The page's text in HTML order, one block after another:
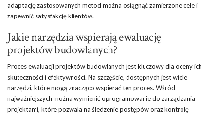
adaptację zastosowanych metod można osiągnąć zamierzone cele i
zapewnić satysfakcję klientów.
Jakie narzędzia wspierają ewaluację
projektów budowlanych?
Proces ewaluacji projektów budowlanych jest kluczowy dla oceny ich
skuteczności i efektywności. Na szczęście, dostępnych jest wiele
narzędzi, które mogą znacząco wspierać ten proces. Wśród
najważniejszych można wymienić oprogramowanie do zarządzania
projektami, które pozwala na śledzenie postępów oraz kontrolę